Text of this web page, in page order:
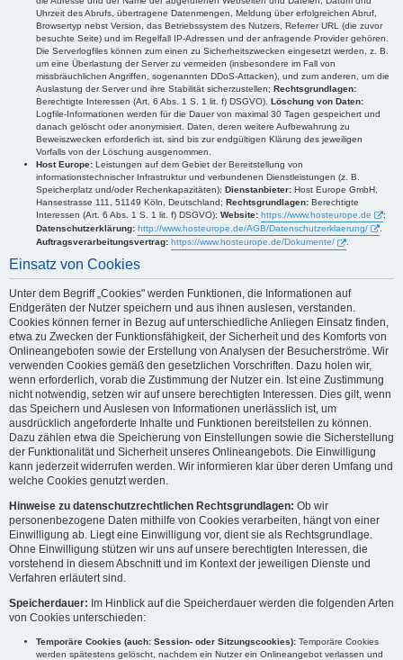
Uhrzeit des Abrufs, übertragene Datenmengen, Meldung über erfolgreichen Abruf,
Browsertyp nebst Version, das Betriebssystem des Nutzers, Referrer URL (die zuvor
besuchte Seite) und im Regelfall IP-Adressen und der anfragende Provider gehören.
Die Serverlogfiles können zum einen zu Sicherheitszwecken eingesetzt werden, z. B.
um eine Überlastung der Server zu vermeiden (insbesondere im Fall von
missbräuchlichen Angriffen, sogenannten DDoS-Attacken), und zum anderen, um die
Auslastung der Server und ihre Stabilität sicherzustellen; Rechtsgrundlagen:
Berechtigte Interessen (Art. 6 Abs. 1 S. 1 lit. f) DSGVO). Löschung von Daten:
Logfile-Informationen werden für die Dauer von maximal 30 Tagen gespeichert und
danach gelöscht oder anonymisiert. Daten, deren weitere Aufbewahrung zu
Beweiszwecken erforderlich ist, sind bis zur endgültigen Klärung des jeweiligen
Vorfalls von der Löschung ausgenommen.
Host Europe: Leistungen auf dem Gebiet der Bereitstellung von
informationstechnischer Infrastruktur und verbundenen Dienstleistungen (z. B.
Speicherplatz und/oder Rechenkapazitäten); Dienstanbieter: Host Europe GmbH,
Hansestrasse 111, 51149 Köln, Deutschland; Rechtsgrundlagen: Berechtigte
Interessen (Art. 6 Abs. 1 S. 1 lit. f) DSGVO); Website: https://www.hosteurope.de
;
Datenschutzerklärung: http://www.hosteurope.de/AGB/Datenschutzerklaerung/
Auftragsverarbeitungsvertrag: https://www.hosteurope.de/Dokumente/ .
Einsatz von Cookies
Unter dem Begriff „Cookies" werden Funktionen, die Informationen auf
Endgeräten der Nutzer speichern und aus ihnen auslesen, verstanden.
Cookies können ferner in Bezug auf unterschiedliche Anliegen Einsatz finden,
etwa zu Zwecken der Funktionsfähigkeit, der Sicherheit und des Komforts von
Onlineangeboten sowie der Erstellung von Analysen der Besucherströme. Wir
verwenden Cookies gemäß den gesetzlichen Vorschriften. Dazu holen wir,
wenn erforderlich, vorab die Zustimmung der Nutzer ein. Ist eine Zustimmung
nicht notwendig, setzen wir auf unsere berechtigten Interessen. Dies gilt, wenn
das Speichern und Auslesen von Informationen unerlässlich ist, um
ausdrücklich angeforderte Inhalte und Funktionen bereitstellen zu können.
Dazu zählen etwa die Speicherung von Einstellungen sowie die Sicherstellung
der Funktionalität und Sicherheit unseres Onlineangebots. Die Einwilligung
kann jederzeit widerrufen werden. Wir informieren klar über deren Umfang und
welche Cookies genutzt werden.
Hinweise zu datenschutzrechtlichen Rechtsgrundlagen: Ob wir
personenbezogene Daten mithilfe von Cookies verarbeiten, hängt von einer
Einwilligung ab. Liegt eine Einwilligung vor, dient sie als Rechtsgrundlage.
Ohne Einwilligung stützen wir uns auf unsere berechtigten Interessen, die
vorstehend in diesem Abschnitt und im Kontext der jeweiligen Dienste und
Verfahren erläutert sind.
Speicherdauer: Im Hinblick auf die Speicherdauer werden die folgenden Arten
von Cookies unterschieden:
Temporäre Cookies (auch: Session- oder Sitzungscookies): Temporäre Cookies
werden spätestens gelöscht, nachdem ein Nutzer ein Onlineangebot verlassen und